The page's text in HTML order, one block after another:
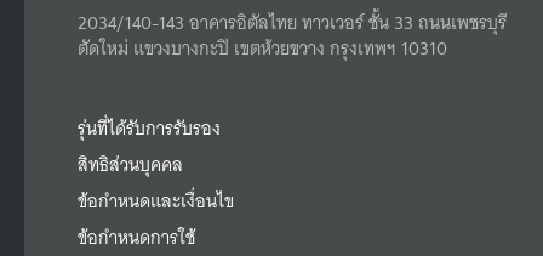
2034/140-143 อาคารอิตัลไทย ทาวเวอร์ ชั้น 33 ถนนเพชรบุรี
ตัดใหม่ แขวงบางกะปิ เขตห้วยขวาง กรุงเทพฯ 10310
รุ่นที่ได้รับการรับรอง
สิทธิส่วนบุคคล
ข้อกำหนดและเงื่อนไข
ข้อกำหนดการใช้